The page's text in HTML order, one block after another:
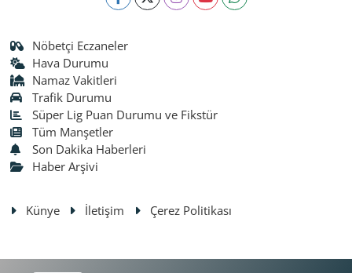
Nöbetçi Eczaneler
Hava Durumu
Namaz Vakitleri
Trafik Durumu
Süper Lig Puan Durumu ve Fikstür
Tüm Manşetler
Son Dakika Haberleri
Haber Arşivi
Künye İletişim Çerez Politikası